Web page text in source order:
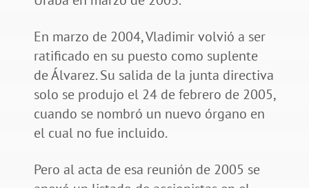
En marzo de 2004, Vladimir volvió a ser
ratificado en su puesto como suplente
de Álvarez. Su salida de la junta directiva
solo se produjo el 24 de febrero de 2005,
cuando se nombró un nuevo órgano en
el cual no fue incluido.
Pero al acta de esa reunión de 2005 se